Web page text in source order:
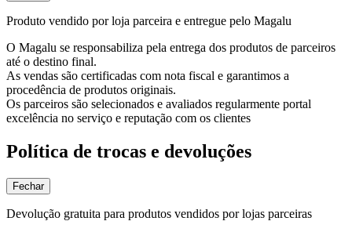
Produto vendido por loja parceira e entregue pelo Magalu
O Magalu se responsabiliza pela entrega dos produtos de parceiros
até o destino final.
As vendas são certificadas com nota fiscal e garantimos a
procedência de produtos originais.
Os parceiros são selecionados e avaliados regularmente portal
excelência no serviço e reputação com os clientes
Política de trocas e devoluções
Fechar
Devolução gratuita para produtos vendidos por lojas parceiras